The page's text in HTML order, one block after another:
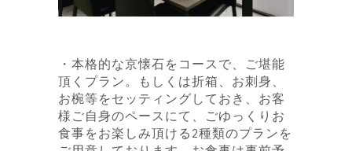
・本格的な京懐石をコースで、ご堪能
頂くプラン。もしくは折箱、お刺身、
お椀等をセッティングしておき、お客
様ご自身のペースにて、ごゆっくりお
食事をお楽しみ頂ける2種類のプランを